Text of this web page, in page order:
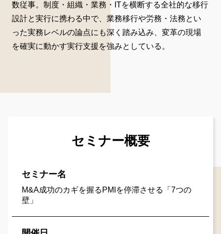
数従事。制度・組織・業務・ITを横断する全社的な移行
設計と実行に携わる中で、業務移行や労務・法務とい
った実務レベルの論点にも深く踏み込み、変革の現場
を確実に動かす実行支援を強みとしている。
セミナー概要
セミナー名
M&A成功のカギを握るPMIを停滞させる「7つの
壁」